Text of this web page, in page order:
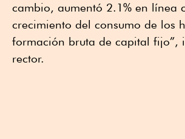
cambio, aumentó 2.1% en línea
crecimiento del consumo de los
formación bruta de capital fijo”,
rector.